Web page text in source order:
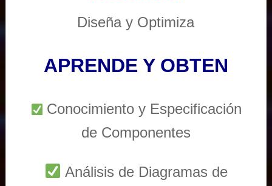
Diseña y Optimiza
APRENDE Y OBTEN
Conocimiento y Especificación
de Componentes
Análisis de Diagramas de